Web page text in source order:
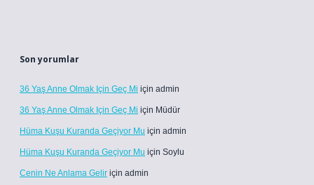
Son yorumlar
36 Yaş Anne Olmak Için Geç Mi için admin
36 Yaş Anne Olmak Için Geç Mi için Müdür
Hüma Kuşu Kuranda Geçiyor Mu için admin
Hüma Kuşu Kuranda Geçiyor Mu için Soylu
Cenin Ne Anlama Gelir için admin